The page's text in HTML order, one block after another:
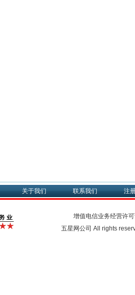
关于我们 联系我们 注
增值电信业务经营许
五星网公司 All rights